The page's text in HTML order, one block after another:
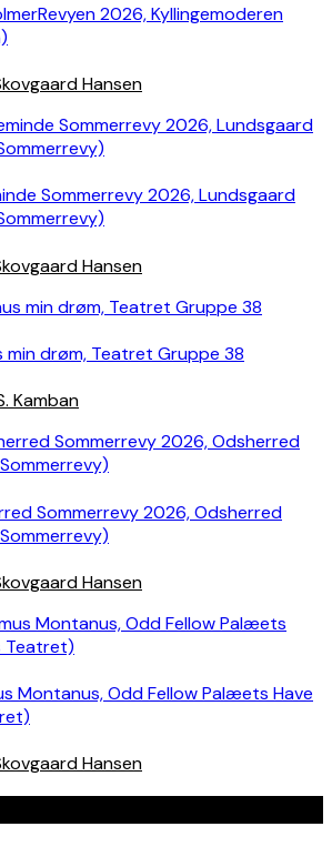
2026, Kyllingemoderen
Hansen
Sommerrevy 2026, Lundsgaard
Hansen
min drøm, Teatret Gruppe 38
Kamban
Sommerrevy 2026, Odsherred
Hansen
Montanus, Odd Fellow Palæets Have
Hansen